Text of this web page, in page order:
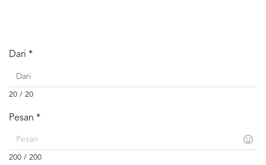
Dari *
20 / 20
Pesan *
200 / 200